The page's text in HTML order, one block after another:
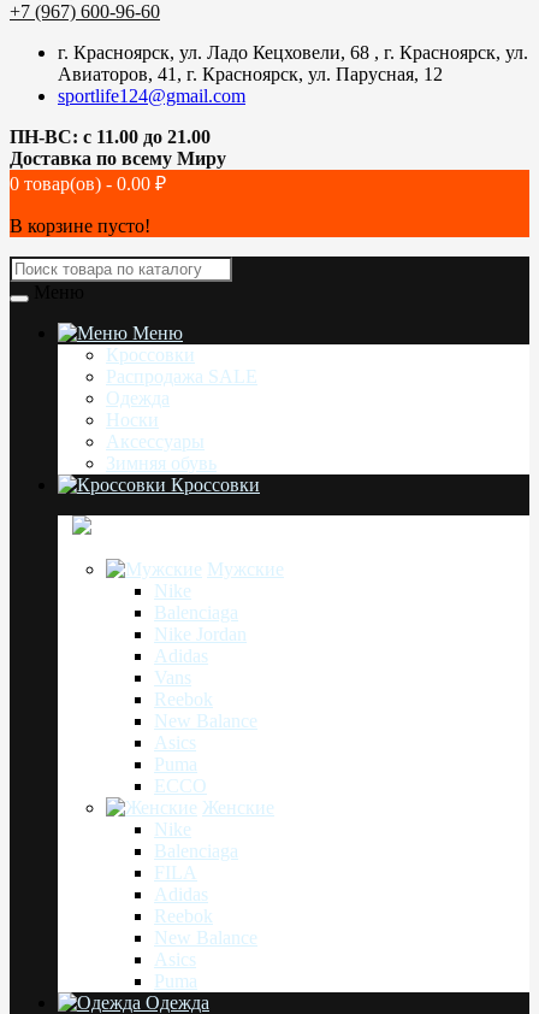
+7 (967) 600-96-60
г. Красноярск, ул. Ладо Кецховели, 68 , г. Красноярск, ул.
Авиаторов, 41, г. Красноярск, ул. Парусная, 12
sportlife124@gmail.com
ПН-ВС: с 11.00 до 21.00
Доставка по всему Миру
0 товар(ов) - 0.00 ₽
В корзине пусто!
Меню
Кроссовки
Распродажа SALE
Одежда
Носки
Аксессуары
Зимняя обувь
Кроссовки
Мужские
Nike
Balenciaga
Nike Jordan
Adidas
Vans
Reebok
New Balance
Asics
Puma
ECCO
Женские
Nike
Balenciaga
FILA
Adidas
Reebok
New Balance
Asics
Puma
Одежда